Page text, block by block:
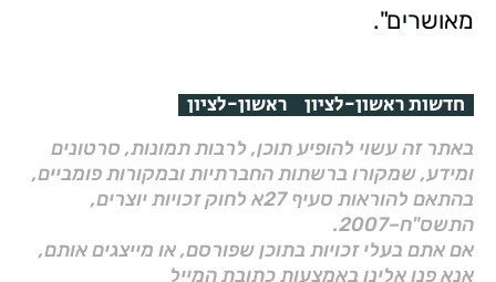
מאושרים".
חדשות ראשון-לציון ראשון-לציון
באתר זה עשוי להופיע תוכן, לרבות תמונות, סרטונים
ומידע, שמקורו ברשתות החברתיות ובמקורות פומביים,
בהתאם להוראות סעיף 27א לחוק זכויות יוצרים,
התשס"ח–2007.
אם אתם בעלי זכויות בתוכן שפורסם, או מייצגים אותם,
אנא פנו אלינו באמצעות כתובת המייל